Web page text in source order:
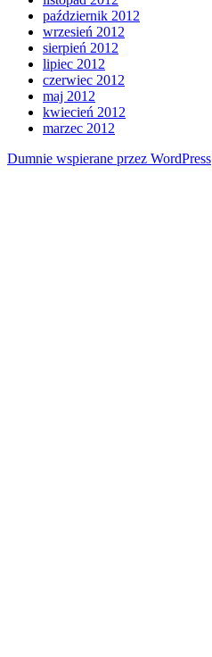
październik 2012
wrzesień 2012
sierpień 2012
lipiec 2012
czerwiec 2012
maj 2012
kwiecień 2012
marzec 2012
Dumnie wspierane przez WordPress